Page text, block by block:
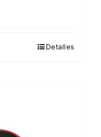
Detalles